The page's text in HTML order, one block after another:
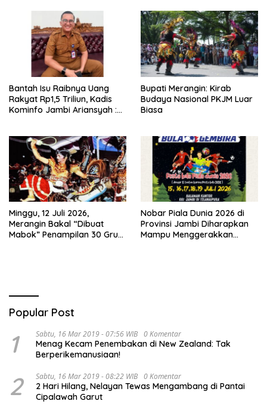
Bantah Isu Raibnya Uang
Rakyat Rp1,5 Triliun, Kadis
Kominfo Jambi Ariansyah :
Sejak 2002
Bupati Merangin: Kirab
Budaya Nasional PKJM Luar
Biasa
Minggu, 12 Juli 2026,
Merangin Bakal “Dibuat
Mabok” Penampilan 30 Grup
Nobar Piala Dunia 2026 di
Provinsi Jambi Diharapkan
Mampu Menggerakkan
Popular Post
1 Sabtu, 16 Mar 2019 - 07:56 WIB 0 Komentar
Menag Kecam Penembakan di New Zealand: Tak
Berperikemanusiaan!
2 Sabtu, 16 Mar 2019 - 08:22 WIB 0 Komentar
2 Hari Hilang, Nelayan Tewas Mengambang di Pantai
Cipalawah Garut